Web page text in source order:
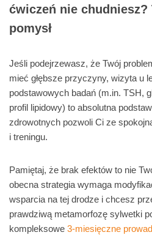
ćwiczeń nie chudniesz?
pomysł
Jeśli podejrzewasz, że Twój
mieć głębsze przyczyny, wizyta u
podstawowych badań (m.in. TSH,
profil lipidowy) to absolutna
zdrowotnych pozwoli Ci ze
i treningu.
Pamiętaj, że brak efektów to nie
obecna strategia wymaga
wsparcia na tej drodze i chcesz
prawdziwą metamorfozę sylwetki
kompleksowe 3-miesięczne